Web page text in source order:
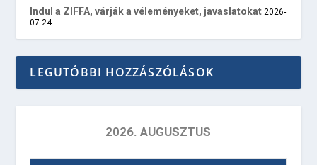
Indul a ZIFFA, várják a véleményeket, javaslatokat 2026-
07-24
LEGUTÓBBI HOZZÁSZÓLÁSOK
2026. AUGUSZTUS